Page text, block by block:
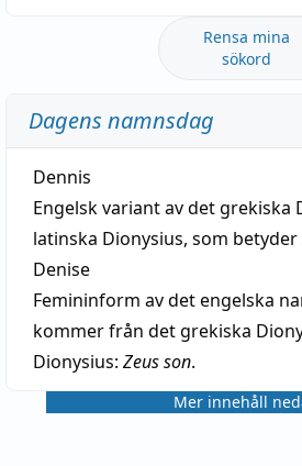
Rensa mina
sökord
Dagens namnsdag
Dennis
Engelsk variant av det grekiska
latinska Dionysius, som betyder
Denise
Femininform av det engelska
kommer från det grekiska
Dionysius: Zeus son.
Mer innehåll